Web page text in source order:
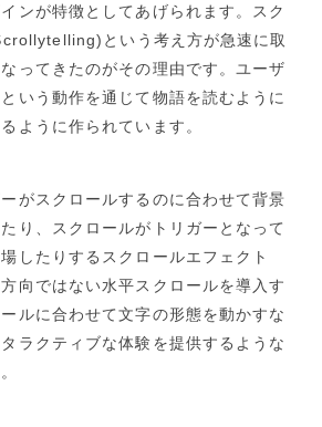
ンが特徴としてあげられます。スク
という考え方が急速に取
ってきたのがその理由です。ユーザ
いう動作を通じて物語を読むように
ように作られています。
がスクロールするのに合わせて背景
り、スクロールがトリガーとなって
したりするスクロールエフェクト
向ではない水平スクロールを導入す
ルに合わせて文字の形態を動かすな
ラクティブな体験を提供するような